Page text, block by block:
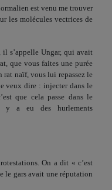
est venu me trouver
les molé­cules vectrices de
s’appelle Ungar, qui avait
que vous faites une purée
rat naïf, vous lui repassez le
veux dire : injecter dans le
que cela passe dans le
y a eu des hurlements
On a dit « c’est
le gars avait une réputation